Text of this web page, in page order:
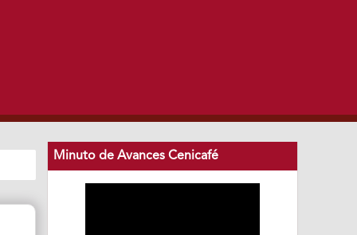
Minuto de Avances Cenicafé